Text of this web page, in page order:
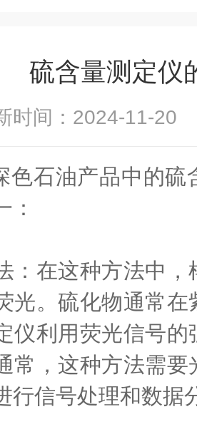
硫含量测定仪
时间：2024-11-
色石油产品中的硫
：
：在这种方法中
光。硫化物通常
仪利用荧光信号
常，这种方法需
行信号处理和数据